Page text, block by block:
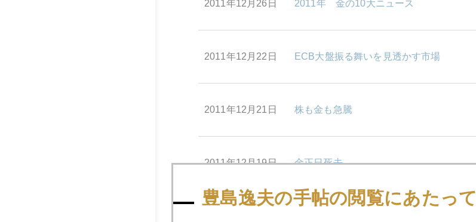
2011年12月26日 2011年 金の10大ニュース
2011年12月22日 ECB大盤振る舞いを見透かす市場
2011年12月21日 株も金も急騰
2011年12月19日 金正日死去
豊島逸夫の手帖の閲覧にあたって